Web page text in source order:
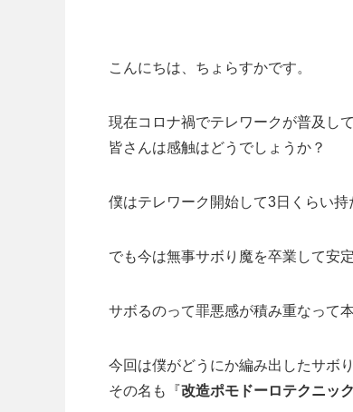
こんにちは、ちょらすかです。
現在コロナ禍でテレワークが普及し
皆さんは感触はどうでしょうか？
僕はテレワーク開始して3日くらい
でも今は無事サボり魔を卒業して安
サボるのって罪悪感が積み重なって
今回は僕がどうにか編み出したサボ
その名も『改造ポモドーロテクニック